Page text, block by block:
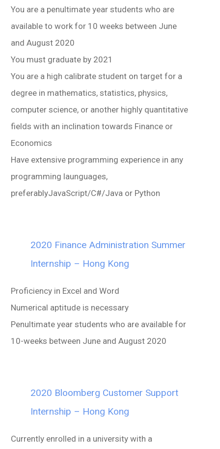
You are a penultimate year students who are
available to work for 10 weeks between June
and August 2020
You must graduate by 2021
You are a high calibrate student on target for a
degree in mathematics, statistics, physics,
computer science, or another highly quantitative
fields with an inclination towards Finance or
Economics
Have extensive programming experience in any
programming launguages,
preferablyJavaScript/C#/Java or Python
2020 Finance Administration Summer
Internship – Hong Kong
Proficiency in Excel and Word
Numerical aptitude is necessary
Penultimate year students who are available for
10-weeks between June and August 2020
2020 Bloomberg Customer Support
Internship – Hong Kong
Currently enrolled in a university with a